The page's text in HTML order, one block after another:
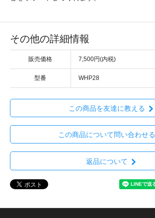
その他の詳細情報
販売価格 7,500円(内税)
型番 WHP28
この商品を友達に教える
この商品について問い合わせる
返品について